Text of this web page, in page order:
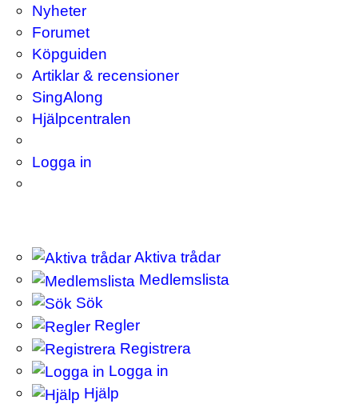
Nyheter
Forumet
Köpguiden
Artiklar & recensioner
SingAlong
Hjälpcentralen
Logga in
Aktiva trådar
Medlemslista
Sök
Regler
Registrera
Logga in
Hjälp